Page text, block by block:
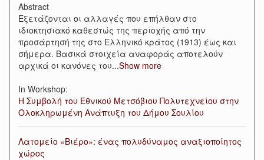
Abstract
Εξετάζονται οι αλλαγές που επήλθαν στο
ιδιοκτησιακό καθεστώς της περιοχής από την
προσάρτησή της στο Ελληνικό κράτος (1913) έως και
σήμερα. Βασικά στοιχεία αναφοράς αποτελούν
αρχικά οι κανόνες του...Show more
In Workshop:
Η Συμβολή του Εθνικού Μετσόβιου Πολυτεχνείου στην
Ολοκληρωμένη Ανάπτυξη του Δήμου Σουλίου
Λατομείο «Βιέρο»: ένας πολυδύναμος αναξιοποίητος
χώρος